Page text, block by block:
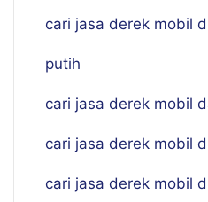
cari jasa derek mobil
putih
cari jasa derek mobil
cari jasa derek mobil
cari jasa derek mobil